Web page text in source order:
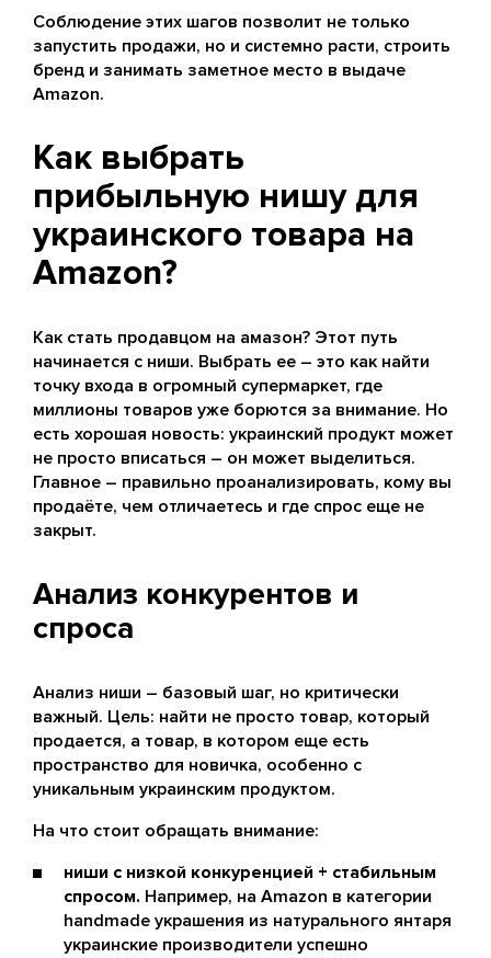
Соблюдение этих шагов позволит не только
запустить продажи, но и системно расти, строить
бренд и занимать заметное место в выдаче
Amazon.
Как выбрать
прибыльную нишу для
украинского товара на
Amazon?
Как стать продавцом на амазон? Этот путь
начинается с ниши. Выбрать ее – это как найти
точку входа в огромный супермаркет, где
миллионы товаров уже борются за внимание. Но
есть хорошая новость: украинский продукт может
не просто вписаться – он может выделиться.
Главное – правильно проанализировать, кому вы
продаёте, чем отличаетесь и где спрос еще не
закрыт.
Анализ конкурентов и
спроса
Анализ ниши – базовый шаг, но критически
важный. Цель: найти не просто товар, который
продается, а товар, в котором еще есть
пространство для новичка, особенно с
уникальным украинским продуктом.
На что стоит обращать внимание:
ниши с низкой конкуренцией + стабильным
спросом. Например, на Amazon в категории
handmade украшения из натурального янтаря
украинские производители успешно